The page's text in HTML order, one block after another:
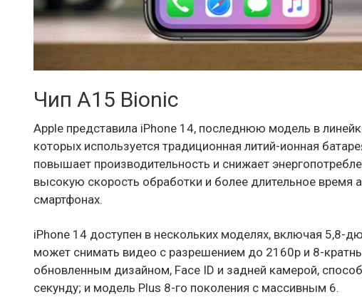
Чип A15 Bionic
Apple представила iPhone 14, последнюю модель в
которых используется традиционная литий-ионная
повышает производительность и снижает
высокую скорость обработки и более длительное
смартфонах.
iPhone 14 доступен в нескольких моделях, включая 5,8-
может снимать видео с разрешением до 2160p и 8-
обновленным дизайном, Face ID и задней камерой,
секунду; и модель Plus 8-го поколения с массивным 6.